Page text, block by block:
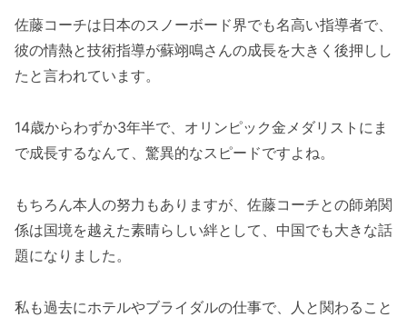
佐藤コーチは日本のスノーボード界でも名高い指導者で、
彼の情熱と技術指導が蘇翊鳴さんの成長を大きく後押しし
たと言われています。
14歳からわずか3年半で、オリンピック金メダリストにま
で成長するなんて、驚異的なスピードですよね。
もちろん本人の努力もありますが、佐藤コーチとの師弟関
係は国境を越えた素晴らしい絆として、中国でも大きな話
題になりました。
私も過去にホテルやブライダルの仕事で、人と関わること